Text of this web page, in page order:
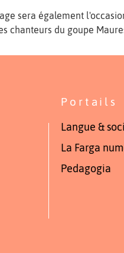
sera également
chanteurs du goupe
Portails
Langue &
La Farga
Pedagogia